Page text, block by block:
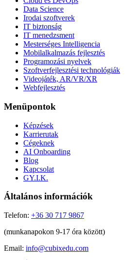
Data Science
Irodai szoftverek
IT biztonság
IT menedzsment
Mesterséges Intelligencia
Mobilalkalmazás fejlesztés
Programozási nyelvek
Szoftverfejlesztési technológiák
Videojáték, AR/VR/XR
Webfejlesztés
Menüpontok
Képzések
Karrierutak
Cégeknek
AI Onboarding
Blog
Kapcsolat
GY.I.K.
Általános információk
Telefon: +36 30 717 9867
(munkanapokon 9-17 óra között)
Email: info@cubixedu.com